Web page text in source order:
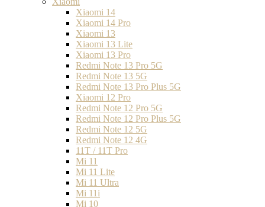
Xiaomi 14
Xiaomi 14 Pro
Xiaomi 13
Xiaomi 13 Lite
Xiaomi 13 Pro
Redmi Note 13 Pro 5G
Redmi Note 13 5G
Redmi Note 13 Pro Plus 5G
Xiaomi 12 Pro
Redmi Note 12 Pro 5G
Redmi Note 12 Pro Plus 5G
Redmi Note 12 5G
Redmi Note 12 4G
11T / 11T Pro
Mi 11
Mi 11 Lite
Mi 11 Ultra
Mi 11i
Mi 10